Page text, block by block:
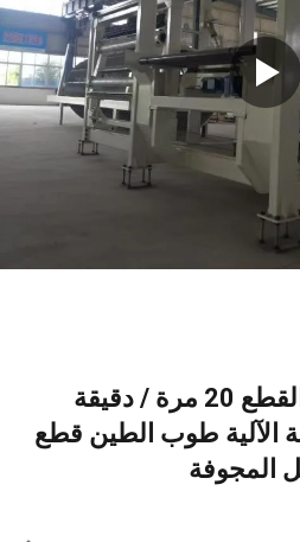
الحد الأقصى. وتيرة القطع 20 مرة / دقيقة
الآلية طوب الطين قطع
المجوفة